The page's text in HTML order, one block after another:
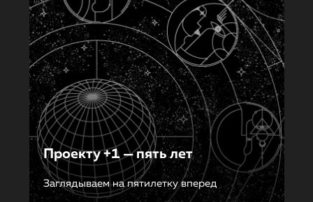
Проекту +1 — пять лет
Заглядываем на пятилетку вперед